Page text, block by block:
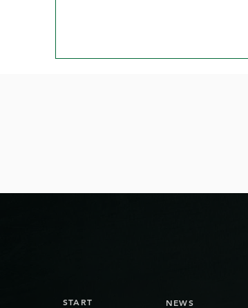
L'équipe des Bienna Jets de
START NEWS